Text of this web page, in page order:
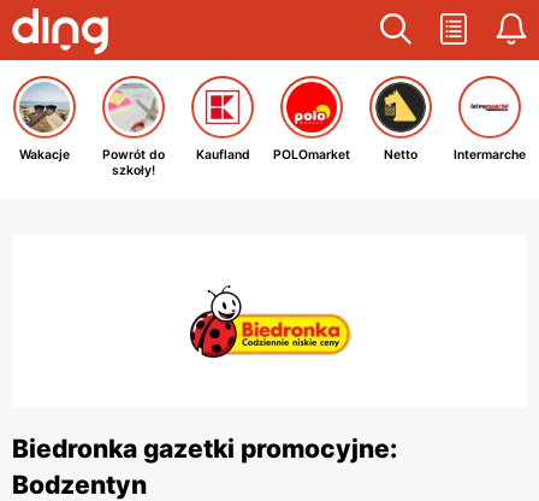
Wakacje
Powrót do
szkoły!
Kaufland POLOmarket Netto Intermarche
Biedronka gazetki promocyjne:
Bodzentyn